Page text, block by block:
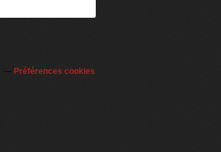
Préférences cookies